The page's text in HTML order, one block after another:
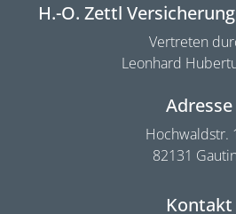
H.-O. Zettl
Vertreten
Leonhard
Adresse
Hochwaldstr.
82131
Kontakt